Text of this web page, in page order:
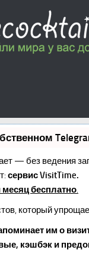
— без ведения
сервис VisitTime.
бесплатно.
который
им о
кэшбэк и